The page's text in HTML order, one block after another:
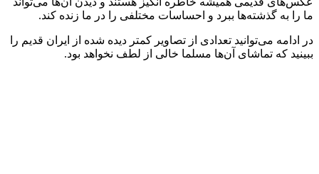
ما را به گذشته‌ها ببرد و احساسات مختلفی را در ما زنده کند.
در ادامه می‌توانید تعدادی از تصاویر کمتر دیده ‌شده‌ از ایران قدیم را
ببینید که تماشای آن‌ها مسلما خالی از لطف نخواهد بود.